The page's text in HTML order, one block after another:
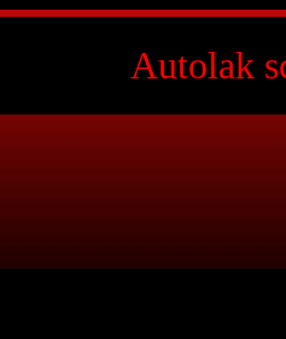
Autolak